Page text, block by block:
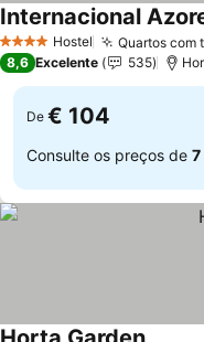
4 EstrelasHostel Quartos com
Internacional
8,6 Excelente 535
De € 104
Consulte os preços de